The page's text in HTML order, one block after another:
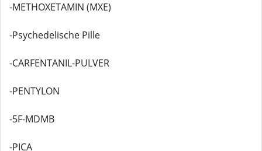
-METHOXETAMIN (MXE)
-Psychedelische Pille
-CARFENTANIL-PULVER
-PENTYLON
-5F-MDMB
-PICA